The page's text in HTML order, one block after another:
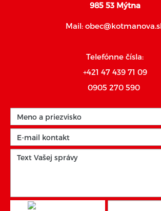
985 53 Mýtna
Mail:
Telefónne čísla:
+421 47 439 71 09
0905 270 590